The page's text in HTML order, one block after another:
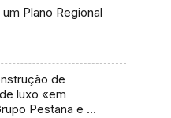
Plano Regional
de
luxo «em
Pestana e do